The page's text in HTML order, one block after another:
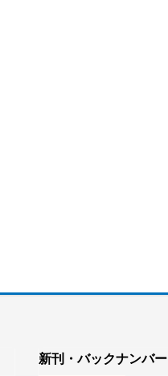
新刊・バックナンバー